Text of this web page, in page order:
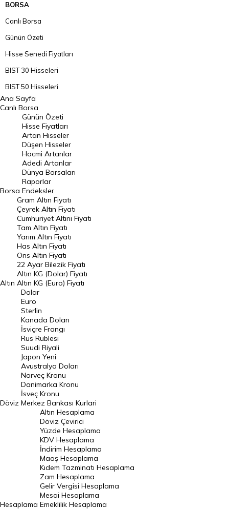
BORSA
Canlı Borsa
Günün Özeti
Hisse Senedi Fiyatları
BIST 30 Hisseleri
BIST 50 Hisseleri
BIST 100 Hisseleri
En Çok Artan Hisseler
En Çok Düşen Hisseler
Hacmi Artanlar
Geçmiş Kapanışlar
Dünya Borsaları
Raporlar
Endeksler
DÖVİZ
Döviz Kuru
Dolar Kuru
Euro Kuru
Pound Kuru
Frank Kuru
Riyal Kuru
Avustralya Doları
Danimarka Kronu Kuru
Kanada Doları Kuru
Norveç Kronu Kuru
İsveç Kronu Kuru
Japon Yeni Kuru
Serbest Piyasa Döviz Kurları
Merkez Bankası Döviz Kurları
Altın Fiyatları
Ana Sayfa
Canlı Borsa
Borsa
Günün Özeti
Hisse Fiyatları
Artan Hisseler
Düşen Hisseler
Hacmi Artanlar
Adedi Artanlar
Dünya Borsaları
Raporlar
Endeksler
Altın
Gram Altın Fiyatı
Çeyrek Altın Fiyatı
Cumhuriyet Altını Fiyatı
Tam Altın Fiyatı
Yarım Altın Fiyatı
Has Altın Fiyatı
Ons Altın Fiyatı
22 Ayar Bilezik Fiyatı
Altın KG (Dolar) Fiyatı
Altın KG (Euro) Fiyatı
Döviz
Dolar
Euro
Sterlin
Kanada Doları
İsviçre Frangı
Rus Rublesi
Suudi Riyali
Japon Yeni
Avustralya Doları
Norveç Kronu
Danimarka Kronu
İsveç Kronu
Merkez Bankası Kurlari
Hesaplama
Altın Hesaplama
Döviz Çevirici
Yüzde Hesaplama
KDV Hesaplama
İndirim Hesaplama
Maaş Hesaplama
Kıdem Tazminatı Hesaplama
Zam Hesaplama
Gelir Vergisi Hesaplama
Mesai Hesaplama
Emeklilik Hesaplama